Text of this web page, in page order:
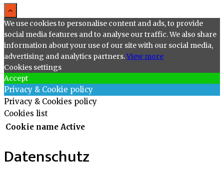
We use cookies to personalise content and ads, to provide
social media features and to analyse our traffic. We also share
information about your use of our site with our social media,
advertising and analytics partners.View more
Cookies settings
Accept
Privacy & Cookie policy
Privacy & Cookies policy
Cookies list
Cookie name Active
Datenschutz